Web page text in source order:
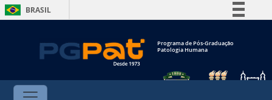
BRASIL
Comunica BR
Acesso à informação
Programa de Pós-Graduação
Patologia Humana